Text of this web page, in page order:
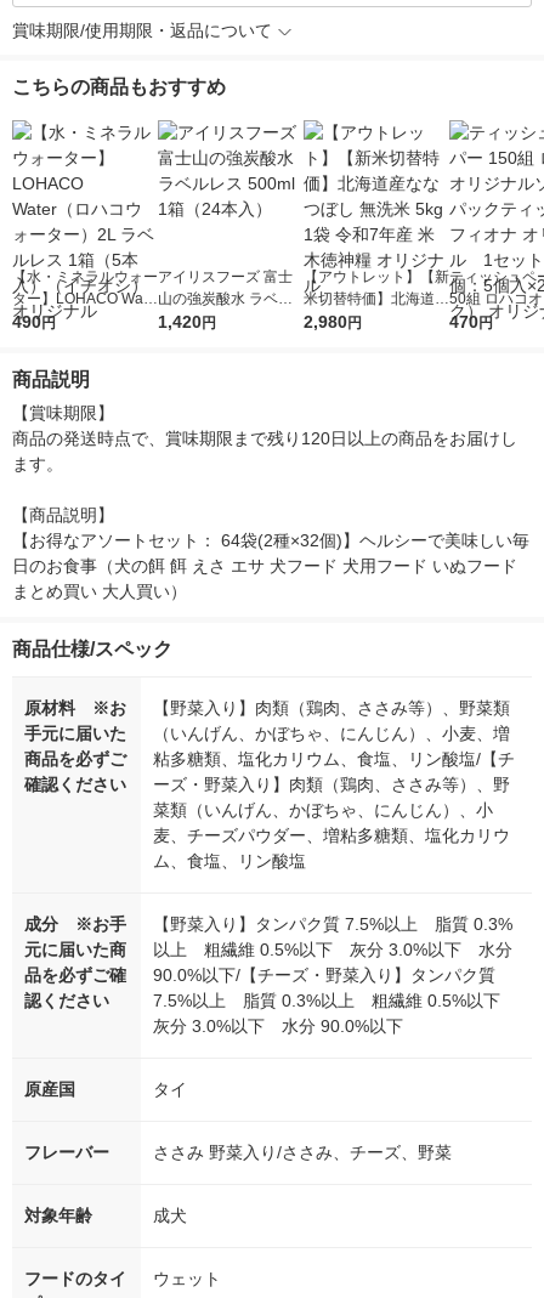
賞味期限/使用期限・返品について
こちらの商品もおすすめ
【水・ミネラルウォー
ター】LOHACO Wate
r（ロハコウォータ
シ） オリジナル
490円
アイリスフーズ 富士
山の強炭酸水 ラベル
レス 500ml 1箱（24
1,420円
【アウトレット】【新
米切替特価】北海道産
ななつぼし 無洗米 5k
2,980円
ティッシュペ
50組 ロハコ
ルソフトパッ
470円
商品説明
【賞味期限】
商品の発送時点で、賞味期限まで残り120日以上の商品をお届けし
ます。
【商品説明】
【お得なアソートセット： 64袋(2種×32個)】ヘルシーで美味しい毎
日のお食事（犬の餌 餌 えさ エサ 犬フード 犬用フード いぬフード
まとめ買い 大人買い）
商品仕様/スペック
原材料 ※お
手元に届いた
商品を必ずご
確認ください
【野菜入り】肉類（鶏肉、ささみ等）、野菜類
（いんげん、かぼちゃ、にんじん）、小麦、増
粘多糖類、塩化カリウム、食塩、リン酸塩/【チ
ーズ・野菜入り】肉類（鶏肉、ささみ等）、野
菜類（いんげん、かぼちゃ、にんじん）、小
麦、チーズパウダー、増粘多糖類、塩化カリウ
ム、食塩、リン酸塩
成分 ※お手
元に届いた商
品を必ずご確
認ください
【野菜入り】タンパク質 7.5%以上 脂質 0.3%
以上 粗繊維 0.5%以下 灰分 3.0%以下 水分
90.0%以下/【チーズ・野菜入り】タンパク質
7.5%以上 脂質 0.3%以上 粗繊維 0.5%以下
灰分 3.0%以下 水分 90.0%以下
原産国 タイ
フレーバー ささみ 野菜入り/ささみ、チーズ、野菜
対象年齢 成犬
フードのタイ
ウェット